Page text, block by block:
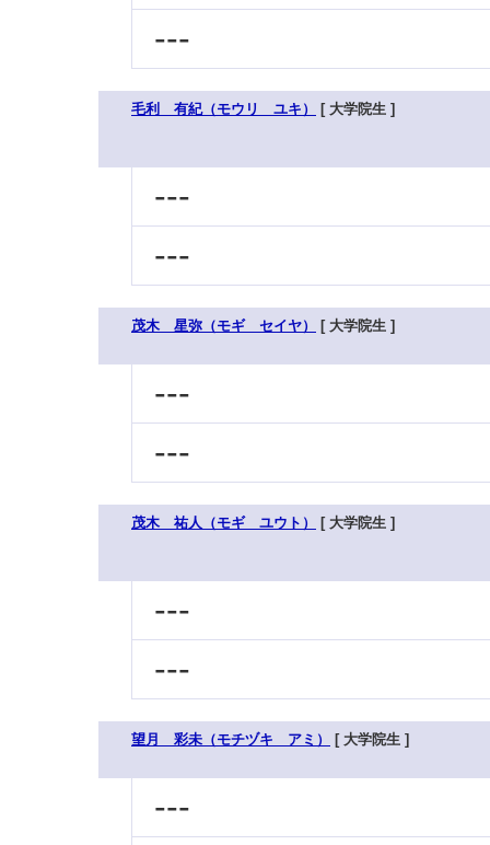
---
毛利 有紀（モウリ ユキ） [ 大学院生 ]
---
---
茂木 星弥（モギ セイヤ） [ 大学院生 ]
---
---
茂木 祐人（モギ ユウト） [ 大学院生 ]
---
---
望月 彩未（モチヅキ アミ） [ 大学院生 ]
---